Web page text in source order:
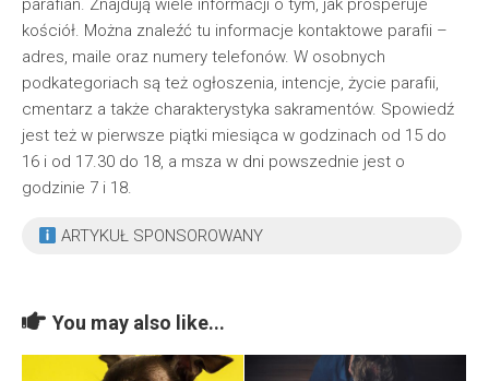
parafian. Znajdują wiele informacji o tym, jak prosperuje
kościół. Można znaleźć tu informacje kontaktowe parafii –
adres, maile oraz numery telefonów. W osobnych
podkategoriach są też ogłoszenia, intencje, życie parafii,
cmentarz a także charakterystyka sakramentów. Spowiedź
jest też w pierwsze piątki miesiąca w godzinach od 15 do
16 i od 17.30 do 18, a msza w dni powszednie jest o
godzinie 7 i 18.
ARTYKUŁ SPONSOROWANY
You may also like...